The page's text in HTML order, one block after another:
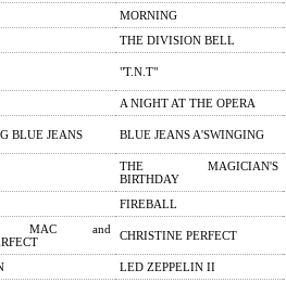
MORNING
THE DIVISION BELL
"T.N.T"
A NIGHT AT THE OPERA
BLUE JEANS BLUE JEANS A'SWINGING
THE MAGICIAN'S
BIRTHDAY
FIREBALL
MAC and
CHRISTINE PERFECT
LED ZEPPELIN II